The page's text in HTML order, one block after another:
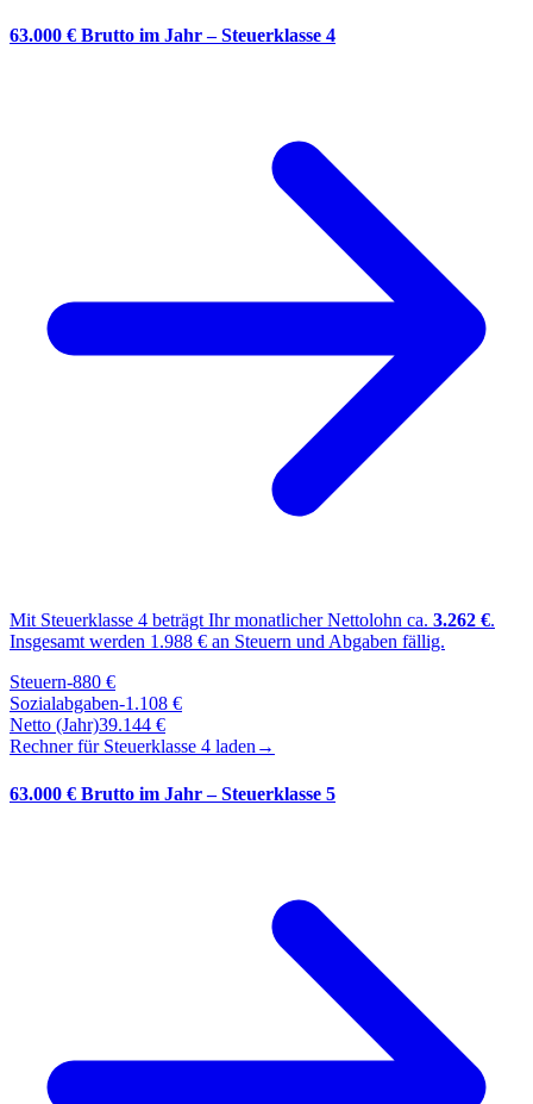
63.000 € Brutto im Jahr – Steuerklasse 4
Mit Steuerklasse 4 beträgt Ihr monatlicher Nettolohn ca. 3.262 €.
Insgesamt werden 1.988 € an Steuern und Abgaben fällig.
Steuern-880 €
Sozialabgaben-1.108 €
Netto (Jahr)39.144 €
Rechner für Steuerklasse 4 laden →
63.000 € Brutto im Jahr – Steuerklasse 5